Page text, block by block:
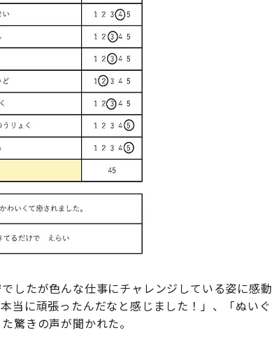
したが色んな仕事にチャレンジしている姿に感動
当に頑張ったんだなと感じました！」、「ぬいぐ
驚きの声が聞かれた。